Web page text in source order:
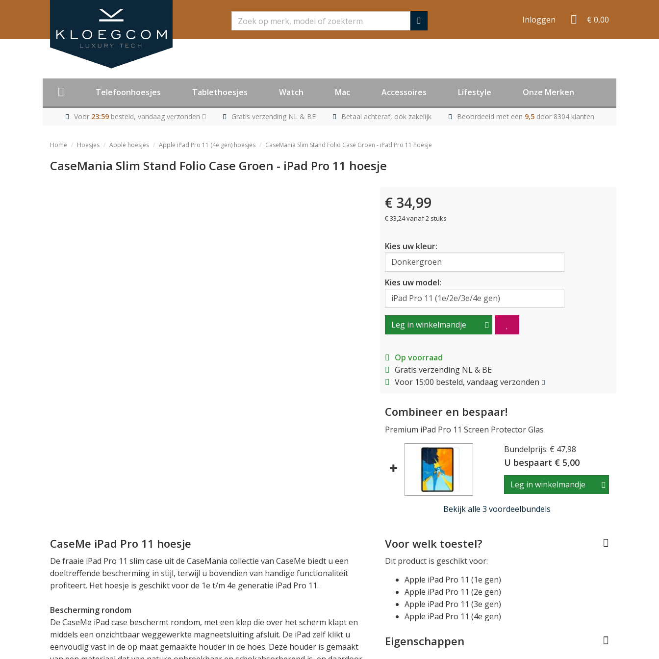
Zoeken Inloggen € 0,00
Telefoonhoesjes Tablethoesjes Watch Mac Accessoires Lifestyle Onze Merken
Voor 23:59besteld, vandaag verzonden Gratis verzending NL & BE Betaal achteraf, ook zakelijk Beoordeeld met een 9,5 door 8304 klanten
Home Hoesjes Apple hoesjes Apple iPad Pro 11 (4e gen) hoesjes CaseMania Slim Stand Folio Case Groen - iPad Pro 11 hoesje
CaseMania Slim Stand Folio Case Groen - iPad Pro 11 hoesje
€ 34,99
€ 33,24 vanaf 2 stuks
Kies uw kleur:
Kies uw model:
Leg in winkelmandje
Op voorraad
Gratis verzending NL & BE
Voor 15:00 besteld, vandaag verzonden
Combineer en bespaar!
Premium iPad Pro 11 Screen Protector Glas
Bundelprijs: € 47,98
U bespaart € 5,00
Leg in winkelmandje
Bekijk alle 3 voordeelbundels
CaseMe iPad Pro 11 hoesje
De fraaie iPad Pro 11 slim case uit de CaseMania collectie van CaseMe biedt u een
doeltreffende bescherming in stijl, terwijl u bovendien van handige functionaliteit
profiteert. Het hoesje is geschikt voor de 1e t/m 4e generatie iPad Pro 11.
Bescherming rondom
De CaseMe iPad case beschermt rondom, met een klep die over het scherm klapt en
middels een onzichtbaar weggewerkte magneetsluiting afsluit. De iPad zelf klikt u
eenvoudig vast in de op maat gemaakte houder in de hoes. Deze houder is gemaakt
Voor welk toestel?
Dit product is geschikt voor:
Apple iPad Pro 11 (1e gen)
Apple iPad Pro 11 (2e gen)
Apple iPad Pro 11 (3e gen)
Apple iPad Pro 11 (4e gen)
Eigenschappen